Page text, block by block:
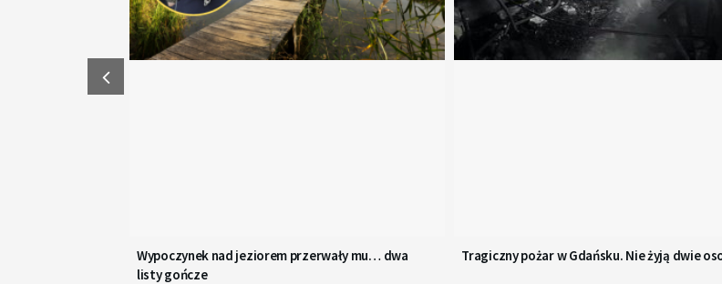
Wypoczynek nad jeziorem przerwały mu… dwa
listy gończe
Tragiczny pożar w Gdańsku. Nie żyją dwie